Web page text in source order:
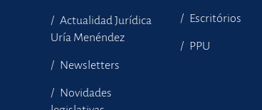
Actualidad Jurídica
Uría Menéndez
Newsletters
Novidades
Escritórios
PPU